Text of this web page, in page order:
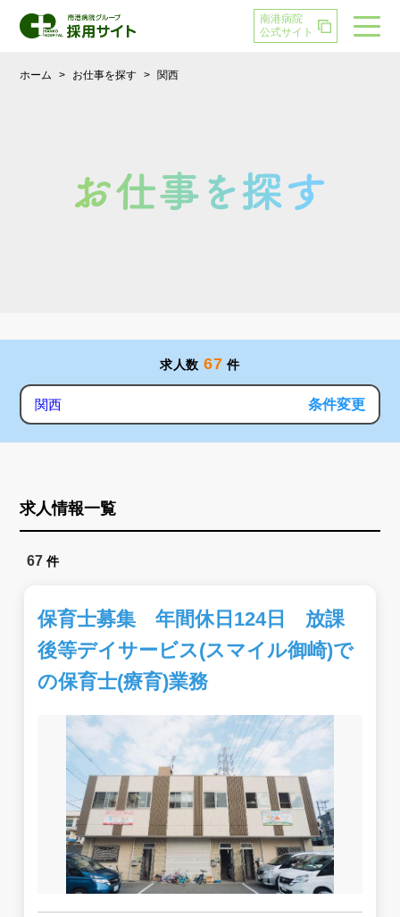
南港病院
公式サイト
ホーム > お仕事を探す > 関西
求人数 67 件
関西 条件変更
求人情報一覧
67 件
保育士募集 年間休日124日 放課
後等デイサービス(スマイル御崎)で
の保育士(療育)業務